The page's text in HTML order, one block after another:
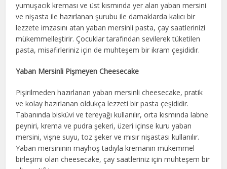
yumuşacık kreması ve üst kısmında yer alan yaban mersini
ve nişasta ile hazırlanan şurubu ile damaklarda kalıcı bir
lezzete imzasını atan yaban mersinli pasta, çay saatlerinizi
mükemmelleştirir. Çocuklar tarafından sevilerek tüketilen
pasta, misafirleriniz için de muhteşem bir ikram çeşididir.
Yaban Mersinli Pişmeyen Cheesecake
Pişirilmeden hazırlanan yaban mersinli cheesecake, pratik
ve kolay hazırlanan oldukça lezzeti bir pasta çeşididir.
Tabanında bisküvi ve tereyağı kullanılır, orta kısmında labne
peyniri, krema ve pudra şekeri, üzeri içinse kuru yaban
mersini, vişne suyu, toz şeker ve mısır nişastası kullanılır.
Yaban mersininin mayhoş tadıyla kremanın mükemmel
birleşimi olan cheesecake, çay saatleriniz için muhteşem bir